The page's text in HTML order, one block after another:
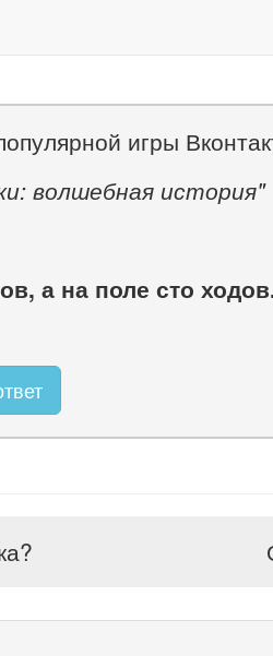
игры
волшебная история"
а на поле сто